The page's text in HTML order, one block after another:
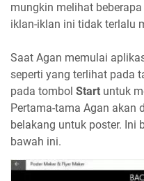
mungkin melihat
iklan-iklan ini tidak terlalu
Saat Agan memulai
seperti yang terlihat pada
pada tombol Start untuk
Pertama-tama Agan akan
belakang untuk poster. Ini
bawah ini.